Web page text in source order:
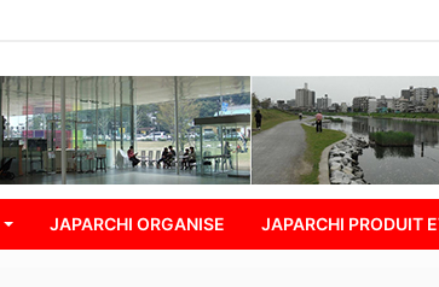
JAPARCHI ORGANISE JAPARCHI PRODUIT